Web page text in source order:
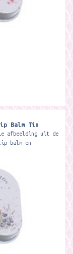
Balm Tin
afbeelding uit de
balm en